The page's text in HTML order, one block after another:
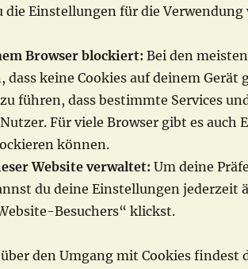
die Einstellungen für die
Browser blockiert: Bei den
keine Cookies auf deinem Gerät
führen, dass bestimmte Services
Für viele Browser gibt es auch
können.
Website verwaltet: Um deine
du deine Einstellungen jederzeit
Besuchers“ klickst.
den Umgang mit Cookies findest